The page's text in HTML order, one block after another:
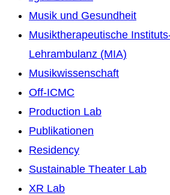
Musik und Gesundheit
Musiktherapeutische
Lehrambulanz (MIA)
Musikwissenschaft
Off-ICMC
Production Lab
Publikationen
Residency
Sustainable Theater Lab
XR Lab